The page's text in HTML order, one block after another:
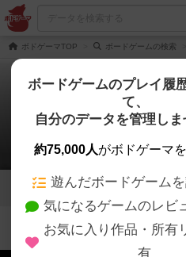
ボドゲーマTOP ボードゲームの検索
PV・遊び
9 4
作品紹介 ルール説明 約1
ボードゲームのプレイ履
て、
自分のデータを管理しま
約75,000人がボドゲーマ
遊んだボードゲーム
気になるゲームのレビ
お気に入り作品・所有
有